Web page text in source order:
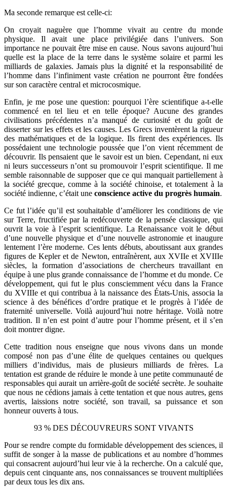
Ma seconde remarque est celle-ci:
On croyait naguère que l’homme vivait au centre du monde
physique. Il avait une place privilégiée dans l’univers. Son
importance ne pouvait être mise en cause. Nous savons aujourd’hui
quelle est la place de la terre dans le système solaire et parmi les
milliards de galaxies. Jamais plus la dignité et la responsabilité de
l’homme dans l’infiniment vaste création ne pourront être fondées
sur son caractère central et microcosmique.
Enfin, je me pose une question: pourquoi l’ère scientifique a-t-elle
commencé en tel lieu et en telle époque? Aucune des grandes
civilisations précédentes n’a manqué de curiosité et du goût de
disserter sur les effets et les causes. Les Grecs inventèrent la rigueur
des mathématiques et de la logique. Ils firent des expériences. Ils
possédaient une technologie poussée que l’on vient récemment de
découvrir. Ils pensaient que le savoir est un bien. Cependant, ni eux
ni leurs successeurs n’ont su promouvoir l’esprit scientifique. Il me
semble raisonnable de supposer que ce qui manquait partiellement à
la société grecque, comme à la société chinoise, et totalement à la
société indienne, c’était une conscience active du progrès humain.
Ce fut l’idée qu’il est souhaitable d’améliorer les conditions de vie
sur Terre, fructifiée par la redécouverte de la pensée classique, qui
ouvrit la voie à l’esprit scientifique. La Renaissance voit le début
d’une nouvelle physique et d’une nouvelle astronomie et inaugure
lentement l’ère moderne. Ces lents débuts, aboutissant aux grandes
figures de Kepler et de Newton, entraînèrent, aux XVIIe et XVIIIe
siècles, la formation d’associations de chercheurs travaillant en
équipe à une plus grande connaissance de l’homme et du monde. Ce
développement, qui fut le plus consciemment vécu dans la France
du XVIIIe et qui contribua à la naissance des États-Unis, associa la
science à des bénéfices d’ordre pratique et le progrès à l’idée de
fraternité universelle. Voilà aujourd’hui notre héritage. Voilà notre
tradition. Il n’en est point d’autre pour l’homme présent, et il s’en
doit montrer digne.
Cette tradition nous enseigne que nous vivons dans un monde
composé non pas d’une élite de quelques centaines ou quelques
milliers d’individus, mais de plusieurs milliards de frères. La
tentation est grande de réduire le monde à une petite communauté de
responsables qui aurait un arrière-goût de société secrète. Je souhaite
que nous ne cédions jamais à cette tentation et que nous autres, gens
avertis, laissions notre société, son travail, sa puissance et son
honneur ouverts à tous.
93 % DES DÉCOUVREURS SONT VIVANTS
Pour se rendre compte du formidable développement des sciences, il
suffit de songer à la masse de publications et au nombre d’hommes
qui consacrent aujourd’hui leur vie à la recherche. On a calculé que,
depuis cent cinquante ans, nos connaissances se trouvent multipliées
par deux tous les dix ans.